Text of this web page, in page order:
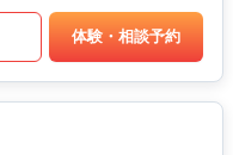
体験・相談予約